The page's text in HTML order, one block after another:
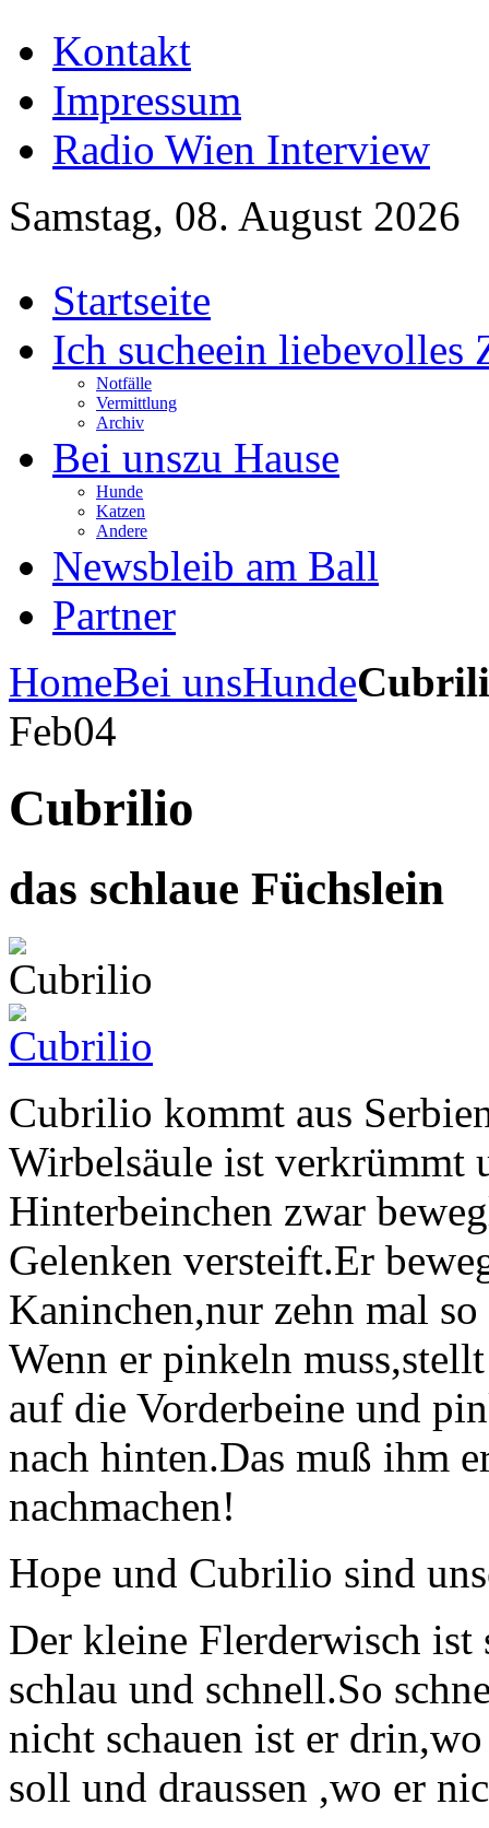
Kontakt
Impressum
Radio Wien Interview
Samstag, 08. August 2026
Startseite
Ich sucheein liebevolles
Notfälle
Vermittlung
Archiv
Bei unszu Hause
Hunde
Katzen
Andere
Newsbleib am Ball
Partner
HomeBei unsHunde
Feb04
Cubrilio
das schlaue Füchslein
Cubrilio kommt aus
Wirbelsäule ist verkrümmt
Hinterbeinchen zwar
Gelenken versteift.Er
Kaninchen,nur zehn mal
Wenn er pinkeln
auf die Vorderbeine und
nach hinten.Das muß ihm
nachmachen!
Hope und Cubrilio sind
Der kleine Flerderwisch ist
schlau und schnell.So
nicht schauen ist er
soll und draussen ,wo er